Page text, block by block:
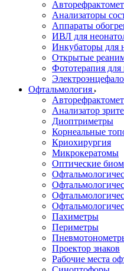
Анализаторы
Аппараты
ИВЛ для
Инкубаторы для
Открытые
Фототерапия для
Офтальмология
Анализатор
Диоптриметры
Корнеальные
Криохирургия
Микрокератомы
Оптические
Пахиметры
Периметры
Проектор знаков
Рабочие места